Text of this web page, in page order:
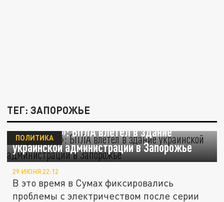
ТЕГ: ЗАПОРОЖЬЕ
«Страна.ua»: БПЛА влетел в здание
украинской администрации в Запорожье
ПОЛИТИКА
29 ИЮНЯ 22:12
В это время в Сумах фиксировались
проблемы с электричеством после серии